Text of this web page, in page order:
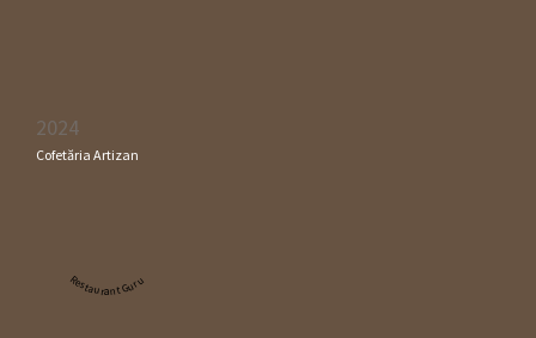
2024
Cofetăria Artizan
Restaurant Guru